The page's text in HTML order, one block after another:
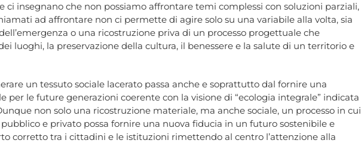
ci insegnano che non possiamo affrontare temi complessi con soluzioni parziali,
ad affrontare non ci permette di agire solo su una variabile alla volta, sia
o una ricostruzione priva di un processo progettuale che
luoghi, la preservazione della cultura, il benessere e la salute di un territorio e
un tessuto sociale lacerato passa anche e soprattutto dal fornire una
per le future generazioni coerente con la visione di “ecologia integrale” indicata
non solo una ricostruzione materiale, ma anche sociale, un processo in cui
e privato possa fornire una nuova fiducia in un futuro sostenibile e
corretto tra i cittadini e le istituzioni rimettendo al centro l’attenzione alla